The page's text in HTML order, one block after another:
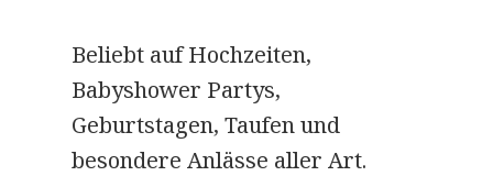
Beliebt auf Hochzeiten,
Babyshower Partys,
Geburtstagen, Taufen und
besondere Anlässe aller Art.